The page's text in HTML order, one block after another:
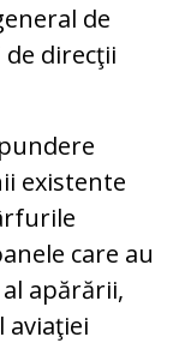
de
direcţii
existente
care au
apărării,
aviaţiei